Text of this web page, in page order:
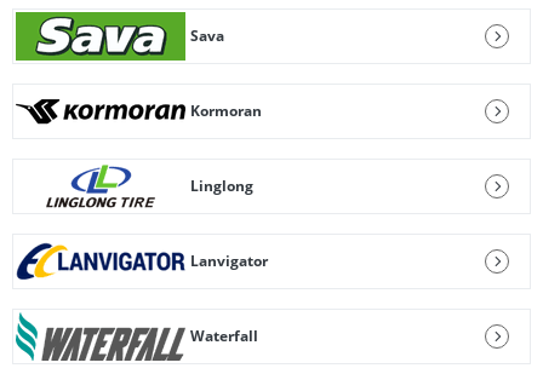
Sava
Kormoran
Linglong
Lanvigator
Waterfall